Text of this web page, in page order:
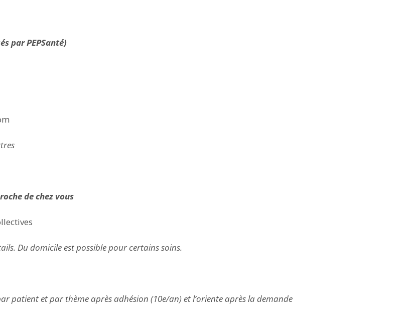
par PEPSanté)
de chez vous
Du domicile est possible pour certains soins.
patient et par thème après adhésion (10e/an) et l’oriente après la demande